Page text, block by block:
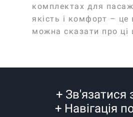
комплектах для
якість і комфорт – це
можна сказати про ці
+ Зв'язатися
+ Навігація